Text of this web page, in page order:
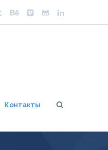
Контакты